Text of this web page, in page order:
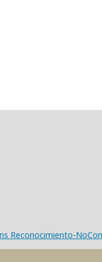
Reconocimiento-